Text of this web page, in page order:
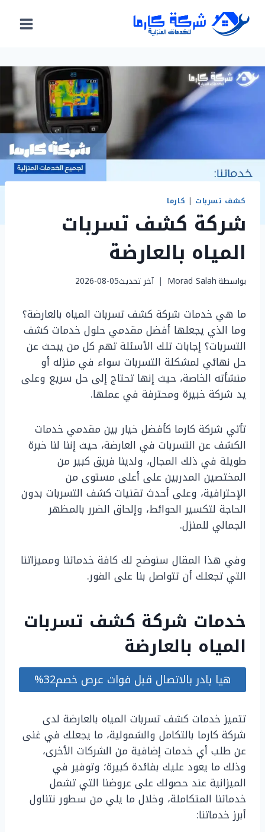
المحتوى
كشف تسربات | كارما
شركة كشف تسربات
المياه بالعارضة
بواسطةMorad Salah آخر تحديث2026-08-05
ما هي خدمات شركة كشف تسربات المياه بالعارضة؟
وما الذي يجعلها أفضل مقدمي حلول خدمات كشف
التسربات؟ إجابات تلك الأسئلة تهم كل من يبحث عن
حل نهائي لمشكلة التسربات سواء في منزله أو
منشأته الخاصة، حيث إنها تحتاج إلى حل سريع وعلى
يد شركة خبيرة ومحترفة في عملها.
تأتي شركة كارما كأفضل خيار بين مقدمي خدمات
الكشف عن التسربات في العارضة، حيث إننا لنا خبرة
طويلة في ذلك المجال، ولدينا فريق كبير من
المختصين المدربين على أعلى مستوى من
الإحترافية، وعلى أحدث تقنيات كشف التسربات بدون
الحاجة لتكسير الحوائط، وإلحاق الضرر بالمظهر
الجمالي للمنزل.
وفي هذا المقال سنوضح لك كافة خدماتنا ومميزاتنا
التي تجعلك أن تتواصل بنا على الفور.
خدمات شركة كشف تسربات
المياه بالعارضة
هيا بادر بالاتصال قبل فوات عرص خصم32%
تتميز خدمات كشف تسربات المياه بالعارضة لدى
شركة كارما بالتكامل والشمولية، ما يجعلك في غنى
عن طلب أي خدمات إضافية من الشركات الأخرى،
وذلك ما يعود عليك بفائدة كبيرة؛ وتوفير في
الميزانية عند حصولك على عروضنا التي تشمل
خدماتنا المتكاملة، وخلال ما يلي من سطور نتناول
أبرز خدماتنا: